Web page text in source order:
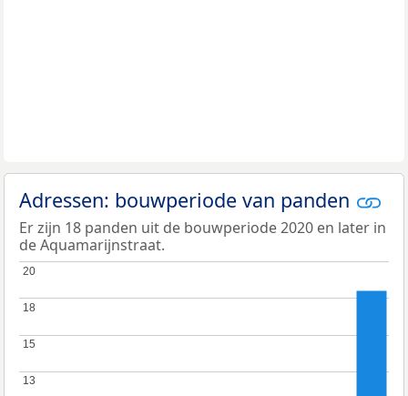
Adressen: bouwperiode van panden
Er zijn 18 panden uit de bouwperiode 2020 en later in
de Aquamarijnstraat.
13
13
15
15
18
18
20
20